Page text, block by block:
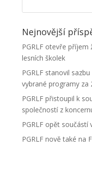
Nejnovější
PGRLF otevře
lesních školek
PGRLF stanovil
vybrané programy za
PGRLF přistoupil k
společností z
PGRLF opět součástí
PGRLF nově také na